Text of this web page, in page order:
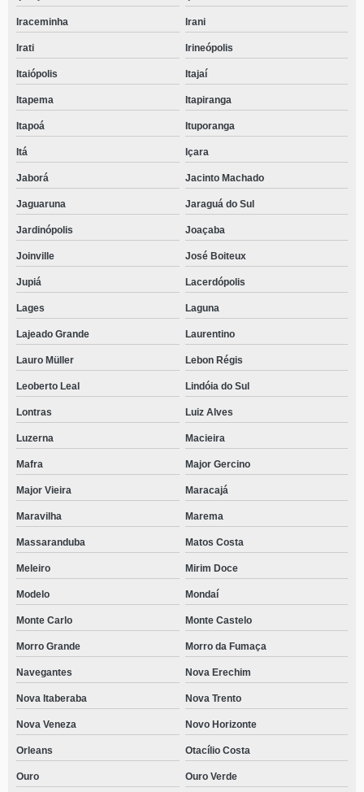
Iraceminha Irani
Irati Irineópolis
Itaiópolis Itajaí
Itapema Itapiranga
Itapoá Ituporanga
Itá Içara
Jaborá Jacinto Machado
Jaguaruna Jaraguá do Sul
Jardinópolis Joaçaba
Joinville José Boiteux
Jupiá Lacerdópolis
Lages Laguna
Lajeado Grande Laurentino
Lauro Müller Lebon Régis
Leoberto Leal Lindóia do Sul
Lontras Luiz Alves
Luzerna Macieira
Mafra Major Gercino
Major Vieira Maracajá
Maravilha Marema
Massaranduba Matos Costa
Meleiro Mirim Doce
Modelo Mondaí
Monte Carlo Monte Castelo
Morro Grande Morro da Fumaça
Navegantes Nova Erechim
Nova Itaberaba Nova Trento
Nova Veneza Novo Horizonte
Orleans Otacílio Costa
Ouro Ouro Verde